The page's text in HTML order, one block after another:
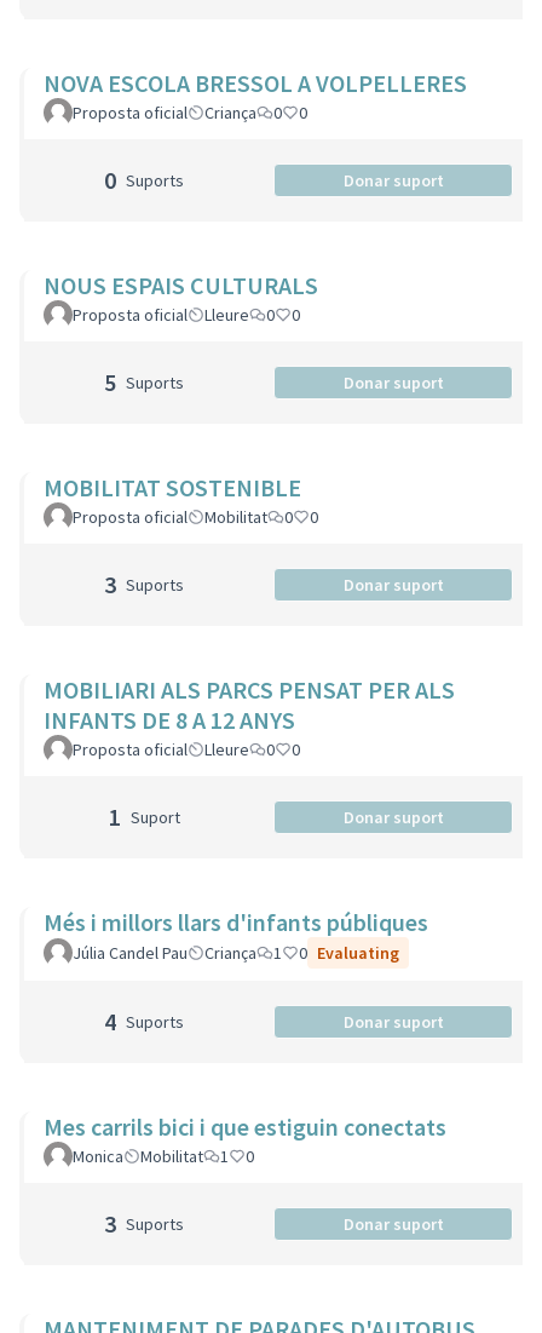
NOVA ESCOLA BRESSOL A VOLPELLERES
Proposta oficial Criança 0 0
0 Suports Donar suport
NOUS ESPAIS CULTURALS
Proposta oficial Lleure 0 0
5 Suports Donar suport
MOBILITAT SOSTENIBLE
Proposta oficial Mobilitat 0 0
3 Suports Donar suport
MOBILIARI ALS PARCS PENSAT PER ALS
INFANTS DE 8 A 12 ANYS
Proposta oficial Lleure 0 0
1 Suport Donar suport
Més i millors llars d'infants públiques
Júlia Candel Pau Criança 1 0 Evaluating
4 Suports Donar suport
Mes carrils bici i que estiguin conectats
Monica Mobilitat 1 0
3 Suports Donar suport